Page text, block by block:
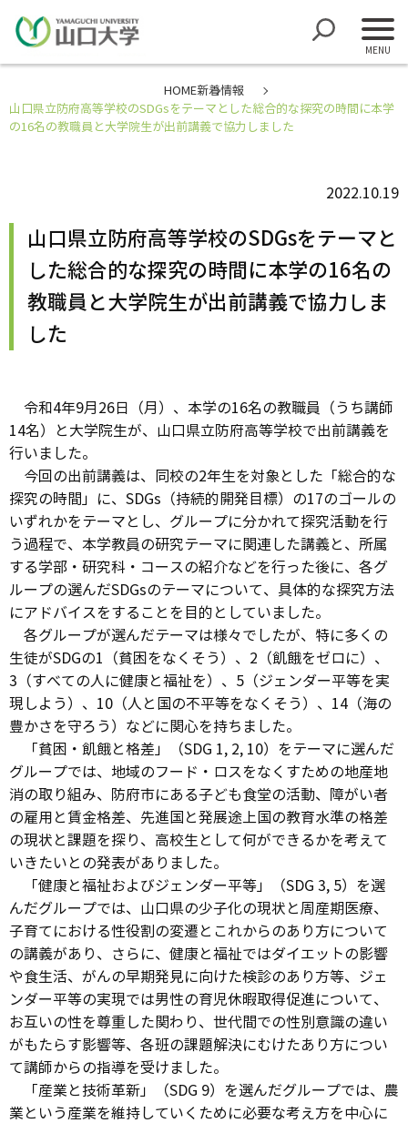
HOME新着情報
山口県立防府高等学校のSDGsをテーマとした総合的な探究の時間に本学
の16名の教職員と大学院生が出前講義で協力しました
2022.10.19
山口県立防府高等学校のSDGsをテーマと
した総合的な探究の時間に本学の16名の
教職員と大学院生が出前講義で協力しま
した
令和4年9月26日（月）、本学の16名の教職員（うち講師
14名）と大学院生が、山口県立防府高等学校で出前講義を
行いました。
今回の出前講義は、同校の2年生を対象とした「総合的な
探究の時間」に、SDGs（持続的開発目標）の17のゴールの
いずれかをテーマとし、グループに分かれて探究活動を行
う過程で、本学教員の研究テーマに関連した講義と、所属
する学部・研究科・コースの紹介などを行った後に、各グ
ループの選んだSDGsのテーマについて、具体的な探究方法
にアドバイスをすることを目的としていました。
各グループが選んだテーマは様々でしたが、特に多くの
生徒がSDGの1（貧困をなくそう）、2（飢餓をゼロに）、
3（すべての人に健康と福祉を）、5（ジェンダー平等を実
現しよう）、10（人と国の不平等をなくそう）、14（海の
豊かさを守ろう）などに関心を持ちました。
「貧困・飢餓と格差」（SDG 1, 2, 10）をテーマに選んだ
グループでは、地域のフード・ロスをなくすための地産地
消の取り組み、防府市にある子ども食堂の活動、障がい者
の雇用と賃金格差、先進国と発展途上国の教育水準の格差
の現状と課題を探り、高校生として何ができるかを考えて
いきたいとの発表がありました。
「健康と福祉およびジェンダー平等」（SDG 3, 5）を選
んだグループでは、山口県の少子化の現状と周産期医療、
子育てにおける性役割の変遷とこれからのあり方について
の講義があり、さらに、健康と福祉ではダイエットの影響
や食生活、がんの早期発見に向けた検診のあり方等、ジェ
ンダー平等の実現では男性の育児休暇取得促進について、
お互いの性を尊重した関わり、世代間での性別意識の違い
がもたらす影響等、各班の課題解決にむけたあり方につい
て講師からの指導を受けました。
「産業と技術革新」（SDG 9）を選んだグループでは、農
業という産業を維持していくために必要な考え方を中心に